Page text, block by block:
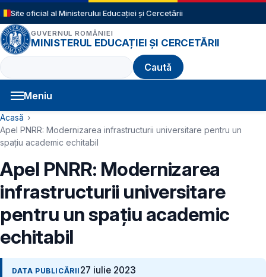
Sari la conținutul principal
Site oficial al Ministerului Educației și Cercetării
GUVERNUL ROMÂNIEI
MINISTERUL EDUCAȚIEI ȘI CERCETĂRII
Caută
Meniu
Navigație principală
Cale de navigare
Acasă
Apel PNRR: Modernizarea infrastructurii universitare pentru un
spațiu academic echitabil
Apel PNRR: Modernizarea
infrastructurii universitare
pentru un spațiu academic
echitabil
DATA PUBLICĂRII 27 iulie 2023